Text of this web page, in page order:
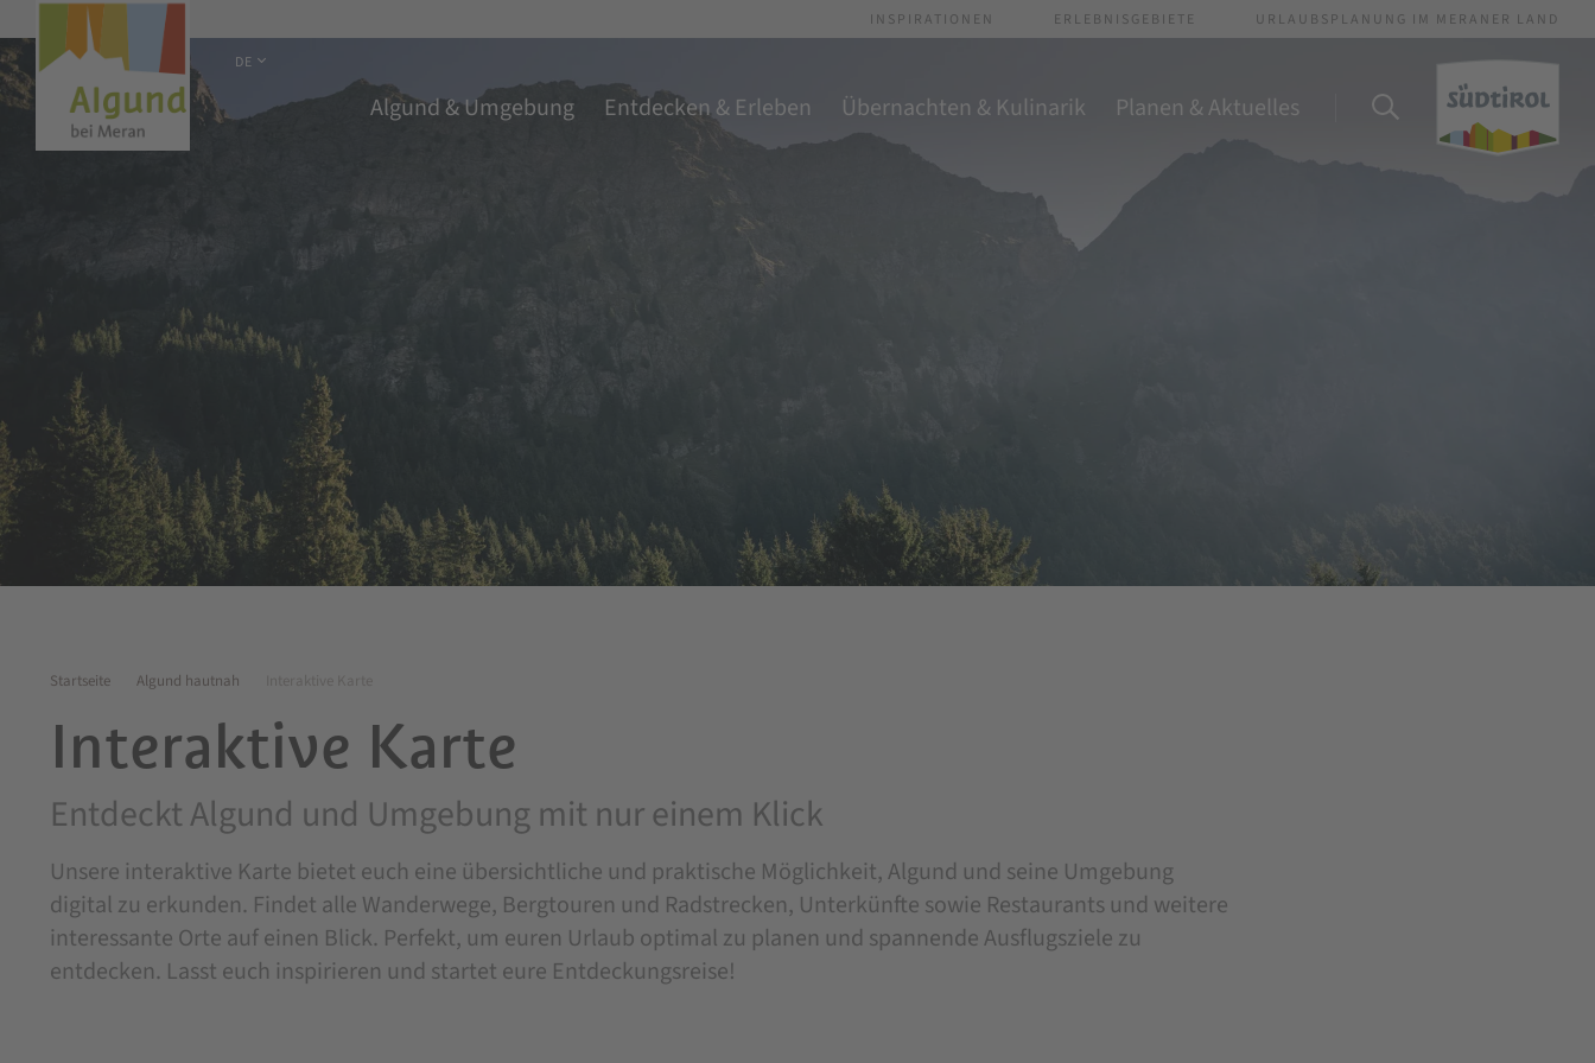
INSPIRATIONEN ERLEBNISGEBIETE URLAUBSPLANUNG IM MERANER LAND
DE
Algund & Umgebung Entdecken & Erleben Übernachten & Kulinarik Planen & Aktuelles
Startseite Algund hautnah
Interaktive Karte
Entdeckt Algund und Umgebung mit nur einem Klick
Unsere interaktive Karte bietet euch eine übersichtliche und praktische Möglichkeit, Algund und seine Umgebung
digital zu erkunden. Findet alle Wanderwege, Bergtouren und Radstrecken, Unterkünfte sowie Restaurants und weitere
interessante Orte auf einen Blick. Perfekt, um euren Urlaub optimal zu planen und spannende Ausflugsziele zu
entdecken. Lasst euch inspirieren und startet eure Entdeckungsreise!